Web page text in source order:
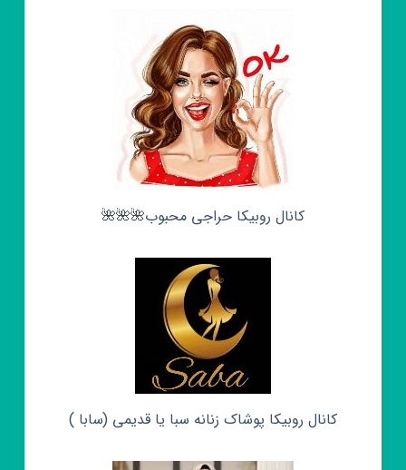
کانال روبیکا حراجی محبوب🌺🌺🌺
کانال روبیکا پوشاک زنانه سبا یا قدیمی (سابا )